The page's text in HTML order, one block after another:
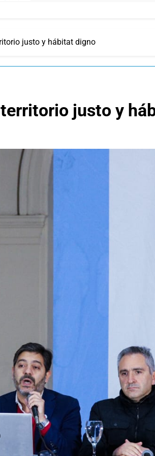
justo y hábitat digno
justo y